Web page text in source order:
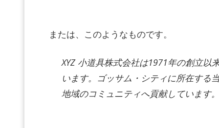
または、このようなものです。
XYZ 小道具株式会社は1971年の創立
います。ゴッサム・シティに所在する
地域のコミュニティへ貢献しています